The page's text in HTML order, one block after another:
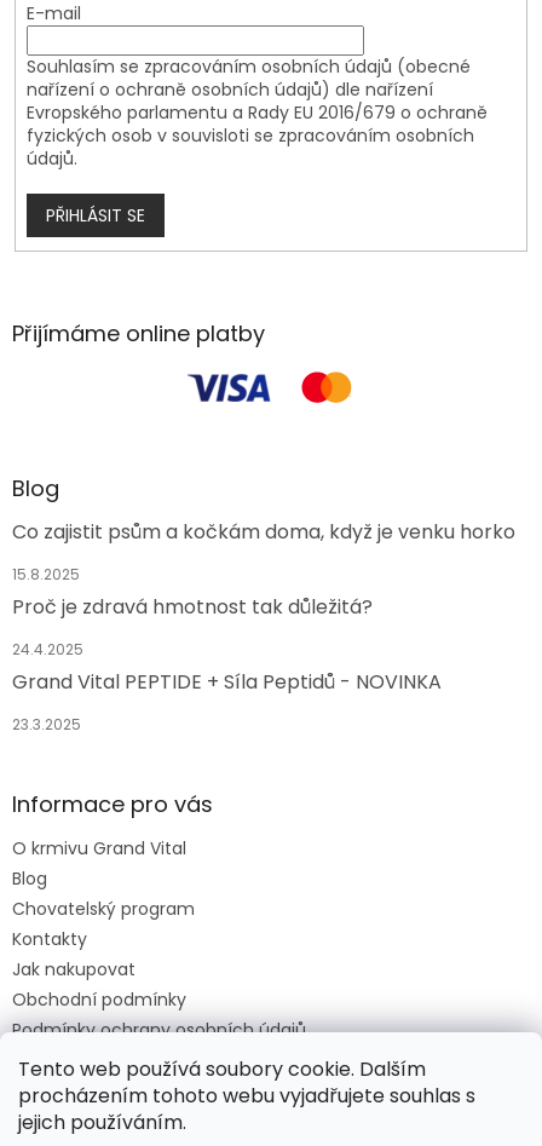
Tento web používá soubory cookie. Dalším
procházením tohoto webu vyjadřujete souhlas s
jejich používáním.
E-mail
Souhlasím se zpracováním osobních údajů (obecné
nařízení o ochraně osobních údajů) dle nařízení
Evropského parlamentu a Rady EU 2016/679 o ochraně
fyzických osob v souvisloti se zpracováním osobních
údajů.
PŘIHLÁSIT SE
Přijímáme online platby
Blog
Co zajistit psům a kočkám doma, když je venku horko
15.8.2025
Proč je zdravá hmotnost tak důležitá?
24.4.2025
Grand Vital PEPTIDE + Síla Peptidů - NOVINKA
23.3.2025
Informace pro vás
O krmivu Grand Vital
Blog
Chovatelský program
Kontakty
Jak nakupovat
Obchodní podmínky
Podmínky ochrany osobních údajů
O krmivu Grand Vital